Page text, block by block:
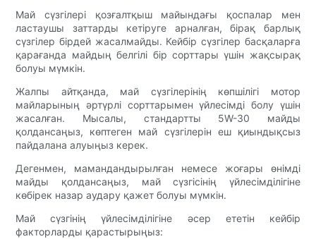
Май сүзгілері қозғалтқыш майындағы қоспалар мен
ластаушы заттарды кетіруге арналған, бірақ барлық
сүзгілер бірдей жасалмайды. Кейбір сүзгілер басқаларға
қарағанда майдың белгілі бір сорттары үшін жақсырақ
болуы мүмкін.
Жалпы айтқанда, май сүзгілерінің көпшілігі мотор
майларының әртүрлі сорттарымен үйлесімді болу үшін
жасалған. Мысалы, стандартты 5W-30 майды
қолдансаңыз, көптеген май сүзгілерін еш қиындықсыз
пайдалана алуыңыз керек.
Дегенмен, мамандандырылған немесе жоғары өнімді
майды қолдансаңыз, май сүзгісінің үйлесімділігіне
көбірек назар аудару қажет болуы мүмкін.
Май сүзгінің үйлесімділігіне әсер ететін кейбір
факторларды қарастырыңыз: